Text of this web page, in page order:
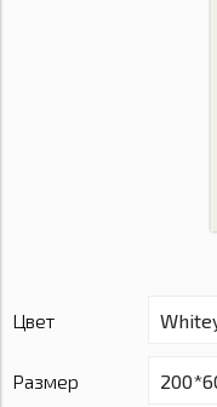
Цвет
Размер